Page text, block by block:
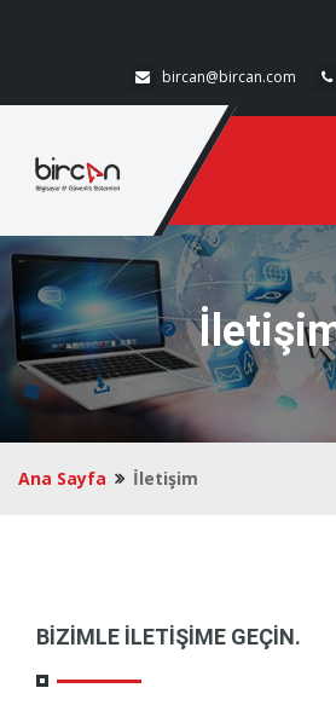
bircan@bircan.com
Ana Sayfa İletişim
BIZIMLE ILETIŞIME GEÇIN.